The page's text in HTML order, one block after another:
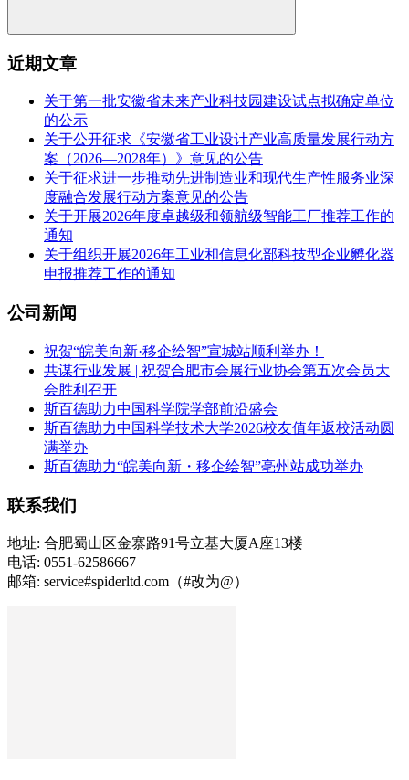
近期文章
关于第一批安徽省未来产业科技园建设试点拟确定单位
的公示
关于公开征求《安徽省工业设计产业高质量发展行动方
案（2026—2028年）》意见的公告
关于征求进一步推动先进制造业和现代生产性服务业深
度融合发展行动方案意见的公告
关于开展2026年度卓越级和领航级智能工厂推荐工作的
通知
关于组织开展2026年工业和信息化部科技型企业孵化器
申报推荐工作的通知
公司新闻
祝贺“皖美向新·移企绘智”宣城站顺利举办！
共谋行业发展 | 祝贺合肥市会展行业协会第五次会员大
会胜利召开
斯百德助力中国科学院学部前沿盛会
斯百德助力中国科学技术大学2026校友值年返校活动圆
满举办
斯百德助力“皖美向新・移企绘智”亳州站成功举办
联系我们
地址: 合肥蜀山区金寨路91号立基大厦A座13楼
电话: 0551-62586667
邮箱: service#spiderltd.com（#改为@）